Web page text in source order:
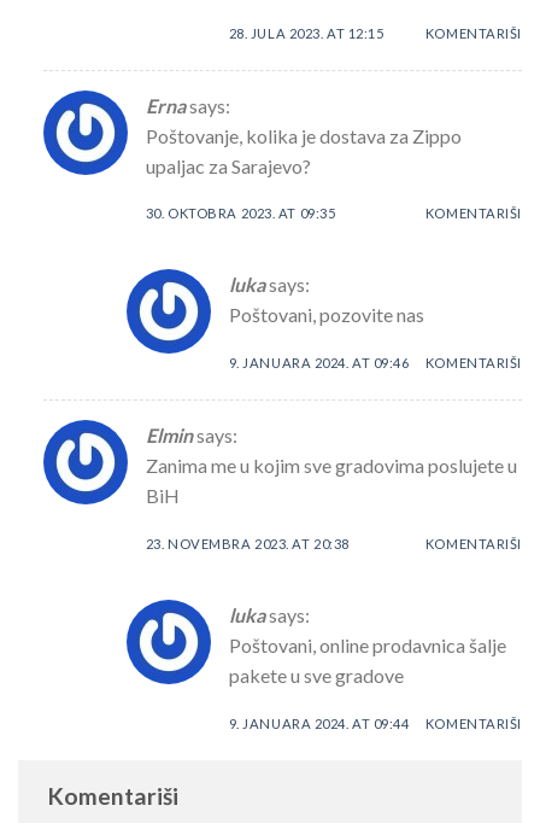
28. JULA 2023. AT 12:15 KOMENTARIŠI
Ernasays:
Poštovanje, kolika je dostava za Zippo
upaljac za Sarajevo?
30. OKTOBRA 2023. AT 09:35 KOMENTARIŠI
lukasays:
Poštovani, pozovite nas
9. JANUARA 2024. AT 09:46 KOMENTARIŠI
Elminsays:
Zanima me u kojim sve gradovima poslujete u
BiH
23. NOVEMBRA 2023. AT 20:38 KOMENTARIŠI
lukasays:
Poštovani, online prodavnica šalje
pakete u sve gradove
9. JANUARA 2024. AT 09:44 KOMENTARIŠI
Komentariši